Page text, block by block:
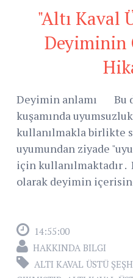
"Altı Kaval
Deyiminin
Deyimin anlamı Bu
kuşamında
kullanılmakla birlikte
uyumundan ziyade
için
olarak deyimin
14:55:00
HAKKINDA BILGI
ALTI KAVAL ÜSTÜ